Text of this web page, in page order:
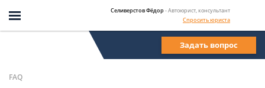
Селиверстов Фёдор- Автоюрист, консультант
Спросить юриста
Задать вопрос
FAQ